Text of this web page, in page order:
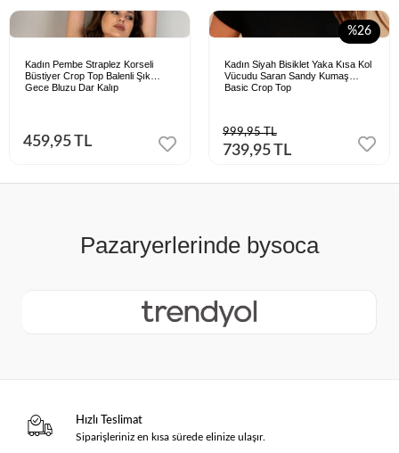
Kadın Pembe Straplez Korseli
Büstiyer Crop Top Balenli Şık
Gece Bluzu Dar Kalıp
459,95 TL
%26
Kadın Siyah Bisiklet Yaka Kısa Kol
Vücudu Saran Sandy Kumaş
Basic Crop Top
999,95 TL
739,95 TL
Hızlı Teslimat
Siparişleriniz en kısa sürede elinize ulaşır.